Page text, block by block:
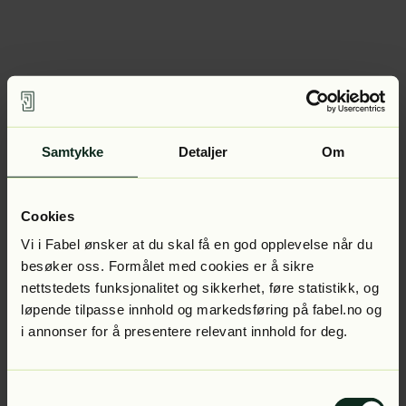
Samtykke Detaljer Om
Cookies
Vi i Fabel ønsker at du skal få en god opplevelse når du
besøker oss. Formålet med cookies er å sikre
nettstedets funksjonalitet og sikkerhet, føre statistikk, og
løpende tilpasse innhold og markedsføring på fabel.no og
i annonser for å presentere relevant innhold for deg.